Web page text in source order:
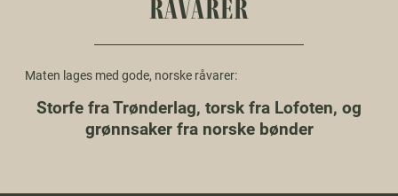
RÅVARER
Maten lages med gode, norske råvarer:
Storfe fra Trønderlag, torsk fra Lofoten, og
grønnsaker fra norske bønder